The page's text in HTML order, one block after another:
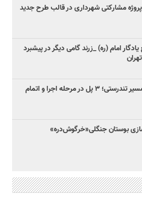
مشارکتی شهرداری در قالب طرح جدید
امام (ره) _زرند گامی دیگر در پیشبرد
آخرین وضعیت پل‌های مسیر تندرستی؛ ۳ پل در مرحله اجرا و اتمام
بوستان جنگلی«خرگوش‌دره»